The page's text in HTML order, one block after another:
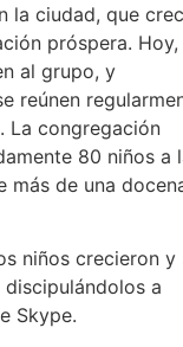
la ciudad, que
próspera. Hoy,
al grupo, y
reúnen
La congregación
80 niños a
más de una
niños crecieron y
a
Skype.